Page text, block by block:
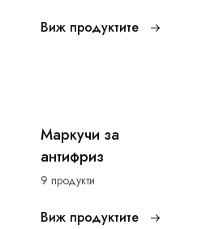
Виж продуктите
Маркучи за
антифриз
9 продукти
Виж продуктите